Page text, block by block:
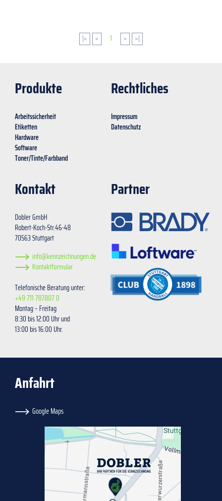
|< < 1 > >|
Produkte
Arbeitssicherheit
Etiketten
Hardware
Software
Toner/Tinte/Farbband
Rechtliches
Impressum
Datenschutz
Kontakt
Dobler GmbH
Robert-Koch-Str.46-48
70563 Stuttgart
info@kennzeichnungen.de
Kontaktformular
Telefonische Beratung unter:
+49 711 787807 0
Montag – Freitag
8:30 bis 12:00 Uhr und
13:00 bis 16:00 Uhr.
Partner
Anfahrt
Google Maps